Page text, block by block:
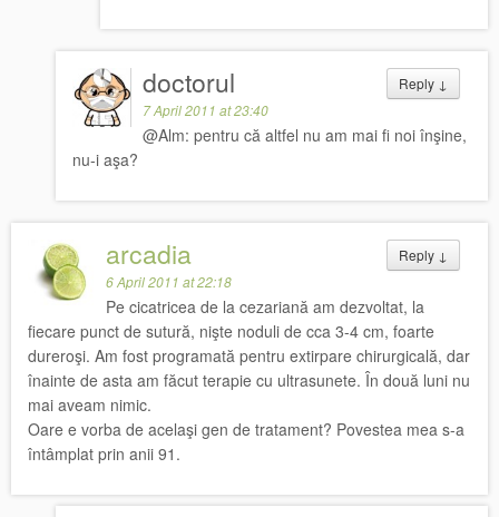
Reply ↓
doctorul
7 April 2011 at 23:40
@Alm: pentru că altfel nu am mai fi noi înşine,
nu-i aşa?
Reply ↓
arcadia
6 April 2011 at 22:18
Pe cicatricea de la cezariană am dezvoltat, la
fiecare punct de sutură, nişte noduli de cca 3-4 cm, foarte
dureroşi. Am fost programată pentru extirpare chirurgicală, dar
înainte de asta am făcut terapie cu ultrasunete. În două luni nu
mai aveam nimic.
Oare e vorba de acelaşi gen de tratament? Povestea mea s-a
întâmplat prin anii 91.